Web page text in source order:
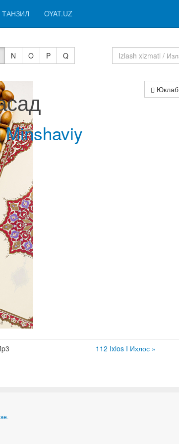
ТАНЗИЛ OYAT.UZ
N O P
Q
Minshaviy
112 Ixlos I Ихлос »